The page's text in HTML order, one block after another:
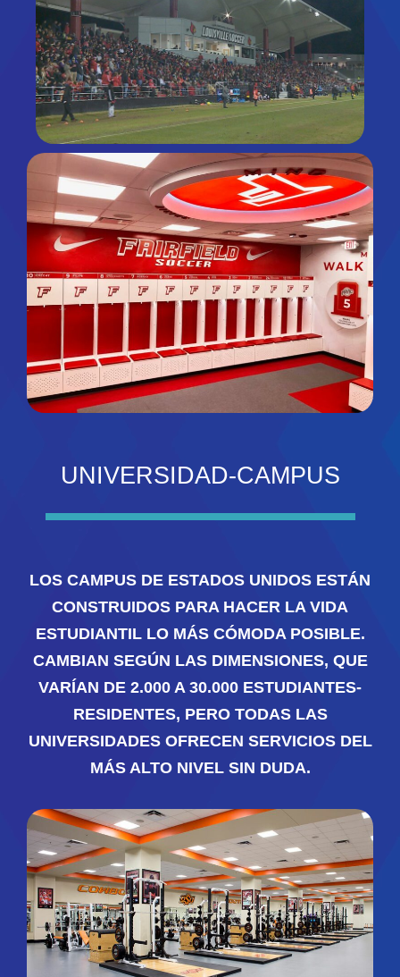
UNIVERSIDAD-CAMPUS
LOS CAMPUS DE ESTADOS UNIDOS ESTÁN
CONSTRUIDOS PARA HACER LA VIDA
ESTUDIANTIL LO MÁS CÓMODA POSIBLE.
CAMBIAN SEGÚN LAS DIMENSIONES, QUE
VARÍAN DE 2.000 A 30.000 ESTUDIANTES-
RESIDENTES, PERO TODAS LAS
UNIVERSIDADES OFRECEN SERVICIOS DEL
MÁS ALTO NIVEL SIN DUDA.